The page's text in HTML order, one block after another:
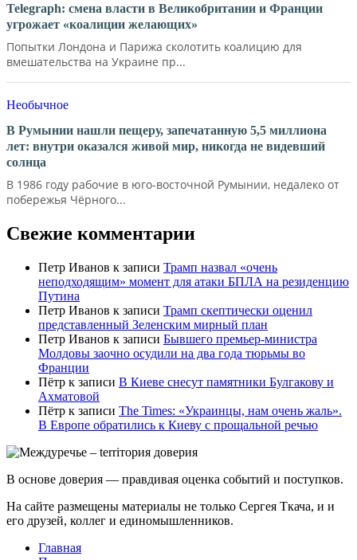
Telegraph: смена власти в Великобритании и Франции
угрожает «коалиции желающих»
Попытки Лондона и Парижа сколотить коалицию для
вмешательства на Украине пр...
Необычное
В Румынии нашли пещеру, запечатанную 5,5 миллиона
лет: внутри оказался живой мир, никогда не видевший
солнца
В 1986 году рабочие в юго-восточной Румынии, недалеко от
побережья Чёрного...
Свежие комментарии
Петр Иванов к записи Трамп назвал «очень
неподходящим» момент для атаки БПЛА на резиденцию
Путина
Петр Иванов к записи Трамп скептически оценил
представленный Зеленским мирный план
Петр Иванов к записи Бывшего премьер-министра
Молдовы заочно осудили на два года тюрьмы во
Франции
Пётр к записи В Киеве снесут памятники Булгакову и
Ахматовой
Пётр к записи Тhe Times: «Украинцы, нам очень жаль».
В Европе обратились к Киеву с прощальной речью
В основе доверия — правдивая оценка событий и поступков.
На сайте размещены материалы не только Сергея Ткача, и и
его друзей, коллег и единомышленников.
Главная